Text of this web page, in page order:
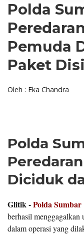
Polda
Pemuda
Paket
Oleh : Eka Chandra
Polda
Diciduk
Glitik -Polda Sumbar
berhasil menggagalkan
dalam operasi yang